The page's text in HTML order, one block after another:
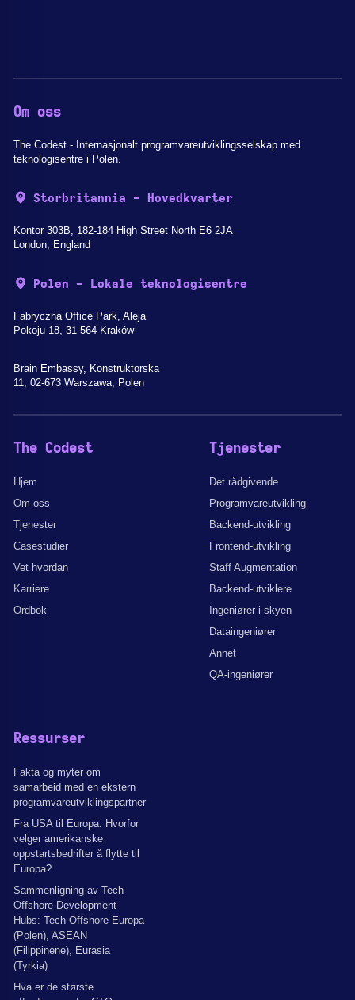
Om oss
The Codest - Internasjonalt programvareutviklingsselskap med
teknologisentre i Polen.
Storbritannia - Hovedkvarter
Kontor 303B, 182-184 High Street North E6 2JA
London, England
Polen - Lokale teknologisentre
Fabryczna Office Park, Aleja
Pokoju 18, 31-564 Kraków
Brain Embassy, Konstruktorska
11, 02-673 Warszawa, Polen
The Codest
Hjem
Om oss
Tjenester
Casestudier
Vet hvordan
Karriere
Ordbok
Tjenester
Det rådgivende
Programvareutvikling
Backend-utvikling
Frontend-utvikling
Staff Augmentation
Backend-utviklere
Ingeniører i skyen
Dataingeniører
Annet
QA-ingeniører
Ressurser
Fakta og myter om
samarbeid med en ekstern
programvareutviklingspartner
Fra USA til Europa: Hvorfor
velger amerikanske
oppstartsbedrifter å flytte til
Europa?
Sammenligning av Tech
Offshore Development
Hubs: Tech Offshore Europa
(Polen), ASEAN
(Filippinene), Eurasia
(Tyrkia)
Hva er de største